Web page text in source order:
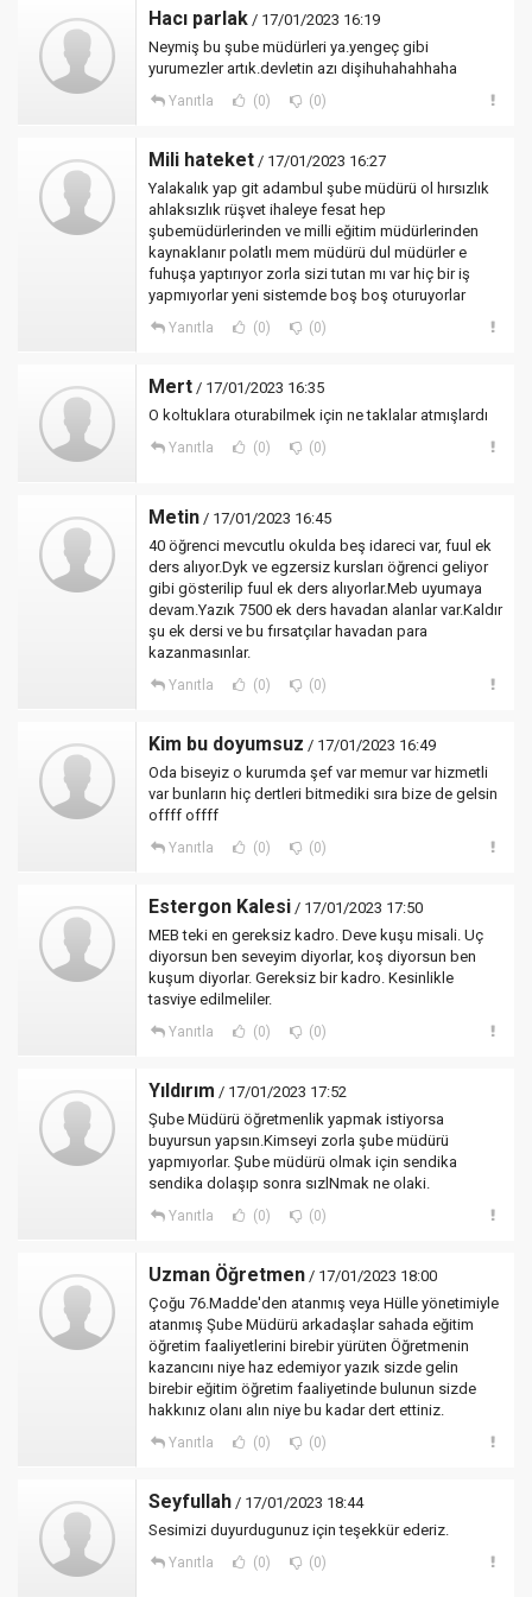
Hacı parlak / 17/01/2023 16:19
Neymiş bu şube müdürleri ya.yengeç gibi
yurumezler artık.devletin azı dişihuhahahhaha
Yanıtla (0) (0)
Mili hateket / 17/01/2023 16:27
Yalakalık yap git adambul şube müdürü ol hırsızlık
ahlaksızlık rüşvet ihaleye fesat hep
şubemüdürlerinden ve milli eğitim müdürlerinden
kaynaklanır polatlı mem müdürü dul müdürler e
fuhuşa yaptırıyor zorla sizi tutan mı var hiç bir iş
yapmıyorlar yeni sistemde boş boş oturuyorlar
Yanıtla (0) (0)
Mert / 17/01/2023 16:35
O koltuklara oturabilmek için ne taklalar atmışlardı
Yanıtla (0) (0)
Metin / 17/01/2023 16:45
40 öğrenci mevcutlu okulda beş idareci var, fuul ek
ders alıyor.Dyk ve egzersiz kursları öğrenci geliyor
gibi gösterilip fuul ek ders alıyorlar.Meb uyumaya
devam.Yazık 7500 ek ders havadan alanlar var.Kaldır
şu ek dersi ve bu fırsatçılar havadan para
kazanmasınlar.
Yanıtla (0) (0)
Kim bu doyumsuz / 17/01/2023 16:49
Oda biseyiz o kurumda şef var memur var hizmetli
var bunların hiç dertleri bitmediki sıra bize de gelsin
offff offff
Yanıtla (0) (0)
Estergon Kalesi / 17/01/2023 17:50
MEB teki en gereksiz kadro. Deve kuşu misali. Uç
diyorsun ben seveyim diyorlar, koş diyorsun ben
kuşum diyorlar. Gereksiz bir kadro. Kesinlikle
tasviye edilmeliler.
Yanıtla (0) (0)
Yıldırım / 17/01/2023 17:52
Şube Müdürü öğretmenlik yapmak istiyorsa
buyursun yapsın.Kimseyi zorla şube müdürü
yapmıyorlar. Şube müdürü olmak için sendika
sendika dolaşıp sonra sızlNmak ne olaki.
Yanıtla (0) (0)
Uzman Öğretmen / 17/01/2023 18:00
Çoğu 76.Madde'den atanmış veya Hülle yönetimiyle
atanmış Şube Müdürü arkadaşlar sahada eğitim
öğretim faaliyetlerini birebir yürüten Öğretmenin
kazancını niye haz edemiyor yazık sizde gelin
birebir eğitim öğretim faaliyetinde bulunun sizde
hakkınız olanı alın niye bu kadar dert ettiniz.
Yanıtla (0) (0)
Seyfullah / 17/01/2023 18:44
Sesimizi duyurdugunuz için teşekkür ederiz.
Yanıtla (0) (0)